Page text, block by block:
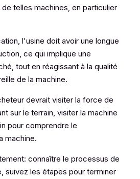
telles machines, en particulier
l'usine doit avoir une longue
ce qui implique une
tout en réagissant à la qualité
de la machine.
devrait visiter la force de
sur le terrain, visiter la machine
pour comprendre le
machine.
connaître le processus de
suivez les étapes pour terminer